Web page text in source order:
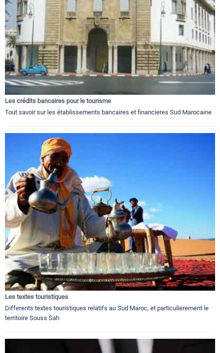
Les crédits bancaires pour le tourisme
Tout savoir sur les établissements bancaires et financieres Sud Marocaine
Les textes touristiques
Differents textes touristiques relatifs au Sud Maroc, et particulierement le
territoire Souss Sah